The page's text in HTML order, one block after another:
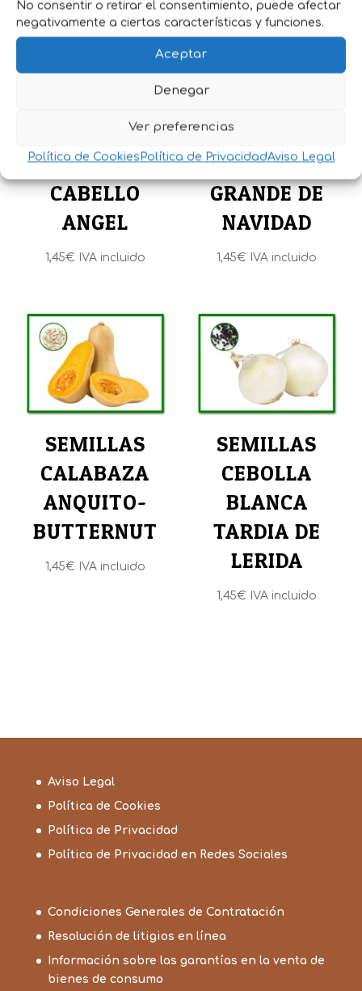
No consentir o retirar el consentimiento, puede afectar
negativamente a ciertas características y funciones.
Aceptar
Denegar
Ver preferencias
Política de Cookies Política de PrivacidadAviso Legal
SEMILLAS
ESCAROLA
CABELLO
ANGEL
1,45€ IVA incluido
SEMILLAS
COLIFLOR
GRANDE DE
NAVIDAD
1,45€ IVA incluido
SEMILLAS
CALABAZA
ANQUITO-
BUTTERNUT
1,45€ IVA incluido
SEMILLAS
CEBOLLA
BLANCA
TARDIA DE
LERIDA
1,45€ IVA incluido
Aviso Legal
Política de Cookies
Política de Privacidad
Política de Privacidad en Redes Sociales
Condiciones Generales de Contratación
Resolución de litigios en línea
Información sobre las garantías en la venta de
bienes de consumo